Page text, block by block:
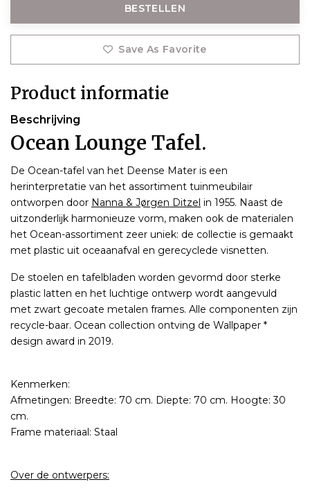
BESTELLEN
Save As Favorite
Product informatie
Beschrijving
Ocean Lounge Tafel.
De Ocean-tafel van het Deense Mater is een
herinterpretatie van het assortiment tuinmeubilair
ontworpen door Nanna & Jørgen Ditzel in 1955. Naast de
uitzonderlijk harmonieuze vorm, maken ook de materialen
het Ocean-assortiment zeer uniek: de collectie is gemaakt
met plastic uit oceaanafval en gerecyclede visnetten.
De stoelen en tafelbladen worden gevormd door sterke
plastic latten en het luchtige ontwerp wordt aangevuld
met zwart gecoate metalen frames. Alle componenten zijn
recycle-baar. Ocean collection ontving de Wallpaper *
design award in 2019.
Kenmerken:
Afmetingen: Breedte: 70 cm. Diepte: 70 cm. Hoogte: 30
cm.
Frame materiaal: Staal
Over de ontwerpers: